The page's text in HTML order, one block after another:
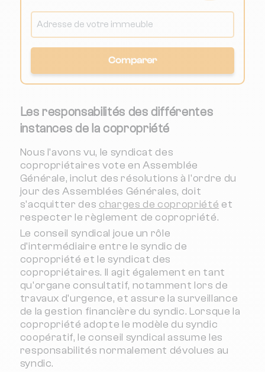
Comparer
Les responsabilités des différentes
instances de la copropriété
Nous l'avons vu, le syndicat des
copropriétaires vote en Assemblée
Générale, inclut des résolutions à l'ordre du
jour des Assemblées Générales, doit
s'acquitter des charges de copropriété et
respecter le règlement de copropriété.
Le conseil syndical joue un rôle
d'intermédiaire entre le syndic de
copropriété et le syndicat des
copropriétaires. Il agit également en tant
qu'organe consultatif, notamment lors de
travaux d'urgence, et assure la surveillance
de la gestion financière du syndic. Lorsque la
copropriété adopte le modèle du syndic
coopératif, le conseil syndical assume les
responsabilités normalement dévolues au
syndic.